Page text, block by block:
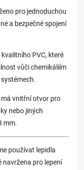
pro jednoduchou
a bezpečné spojení
PVC, které
vůči chemikáliím
vnitřní otvor pro
nebo jiných
mm.
používat lepidla
navržena pro lepení